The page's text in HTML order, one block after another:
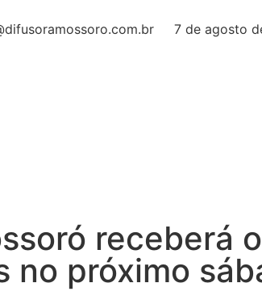
7 de agosto
receberá
no próximo